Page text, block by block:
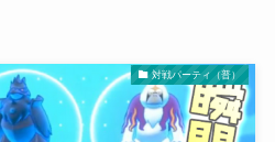
対戦パーティ（普）